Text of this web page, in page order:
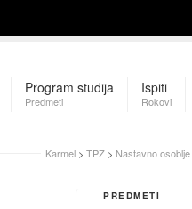
Program studija
Predmeti
Ispiti
Rokovi
Karmel > TPŽ > Nastavno osoblje
PREDMETI